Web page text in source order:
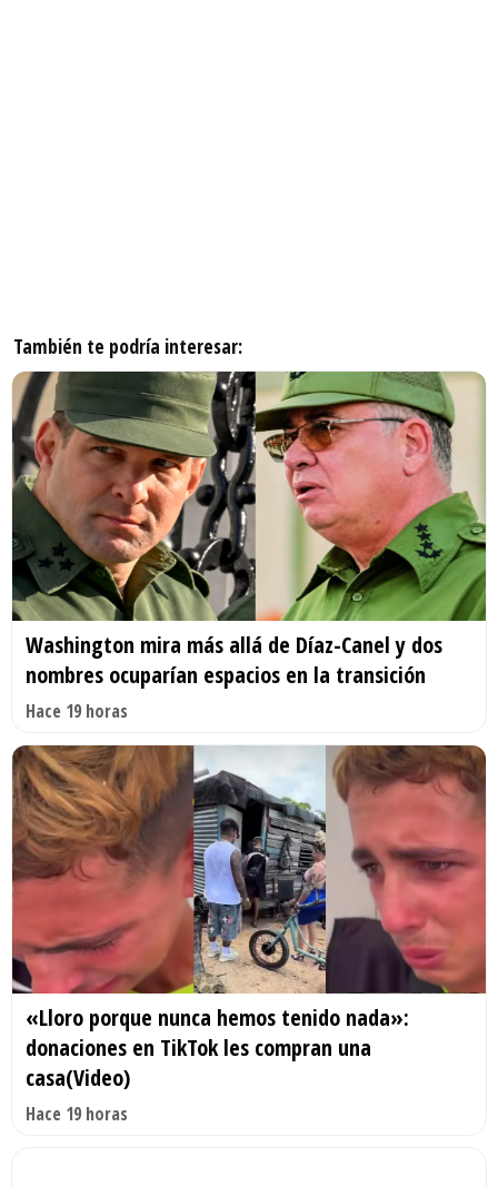
También te podría interesar:
Washington mira más allá de Díaz-Canel y dos
nombres ocuparían espacios en la transición
Hace 19 horas
«Lloro porque nunca hemos tenido nada»:
donaciones en TikTok les compran una
casa(Video)
Hace 19 horas